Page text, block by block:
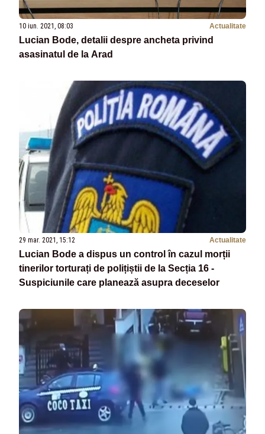
10 iun. 2021, 08:03 Actualitate
Lucian Bode, detalii despre ancheta privind
asasinatul de la Arad
29 mar. 2021, 15:12 Actualitate
Lucian Bode a dispus un control în cazul morții
tinerilor torturați de polițiștii de la Secția 16 -
Suspiciunile care planează asupra deceselor